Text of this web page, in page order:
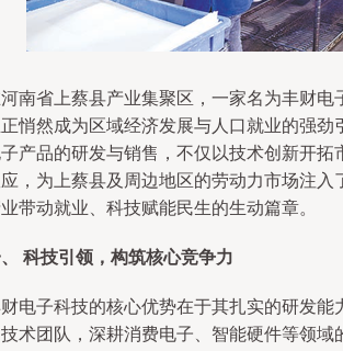
南省上蔡县产业集聚区，一家名为丰财电
悄然成为区域经济发展与人口就业的强劲
产品的研发与销售，不仅以技术创新开拓
，为上蔡县及周边地区的劳动力市场注入
带动就业、科技赋能民生的生动篇章。
科技引领，构筑核心竞争力
电子科技的核心优势在于其扎实的研发能
术团队，深耕消费电子、智能硬件等领域